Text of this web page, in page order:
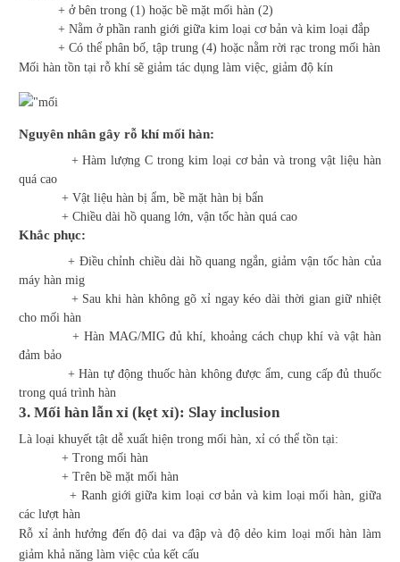
+ ở bên trong (1) hoặc bề mặt mối hàn (2)
+ Nằm ở phần ranh giới giữa kim loại cơ bản và kim loại đắp
+ Có thể phân bố, tập trung (4) hoặc nằm rời rạc trong mối hàn
Mối hàn tồn tại rỗ khí sẽ giảm tác dụng làm việc, giảm độ kín
Nguyên nhân gây rỗ khí mối hàn:
+ Hàm lượng C trong kim loại cơ bản và trong vật liệu hàn
quá cao
+ Vật liệu hàn bị ẩm, bề mặt hàn bị bẩn
+ Chiều dài hồ quang lớn, vận tốc hàn quá cao
Khắc phục:
+ Điều chỉnh chiều dài hồ quang ngắn, giảm vận tốc hàn của
máy hàn mig
+ Sau khi hàn không gõ xỉ ngay kéo dài thời gian giữ nhiệt
cho mối hàn
+ Hàn MAG/MIG đủ khí, khoảng cách chụp khí và vật hàn
đảm bảo
+ Hàn tự động thuốc hàn không được ẩm, cung cấp đủ thuốc
trong quá trình hàn
3. Mối hàn lẫn xỉ (kẹt xỉ): Slay inclusion
Là loại khuyết tật dễ xuất hiện trong mối hàn, xỉ có thể tồn tại:
+ Trong mối hàn
+ Trên bề mặt mối hàn
+ Ranh giới giữa kim loại cơ bản và kim loại mối hàn, giữa
các lượt hàn
Rỗ xỉ ảnh hưởng đến độ dai va đập và độ dẻo kim loại mối hàn làm
giảm khả năng làm việc của kết cấu